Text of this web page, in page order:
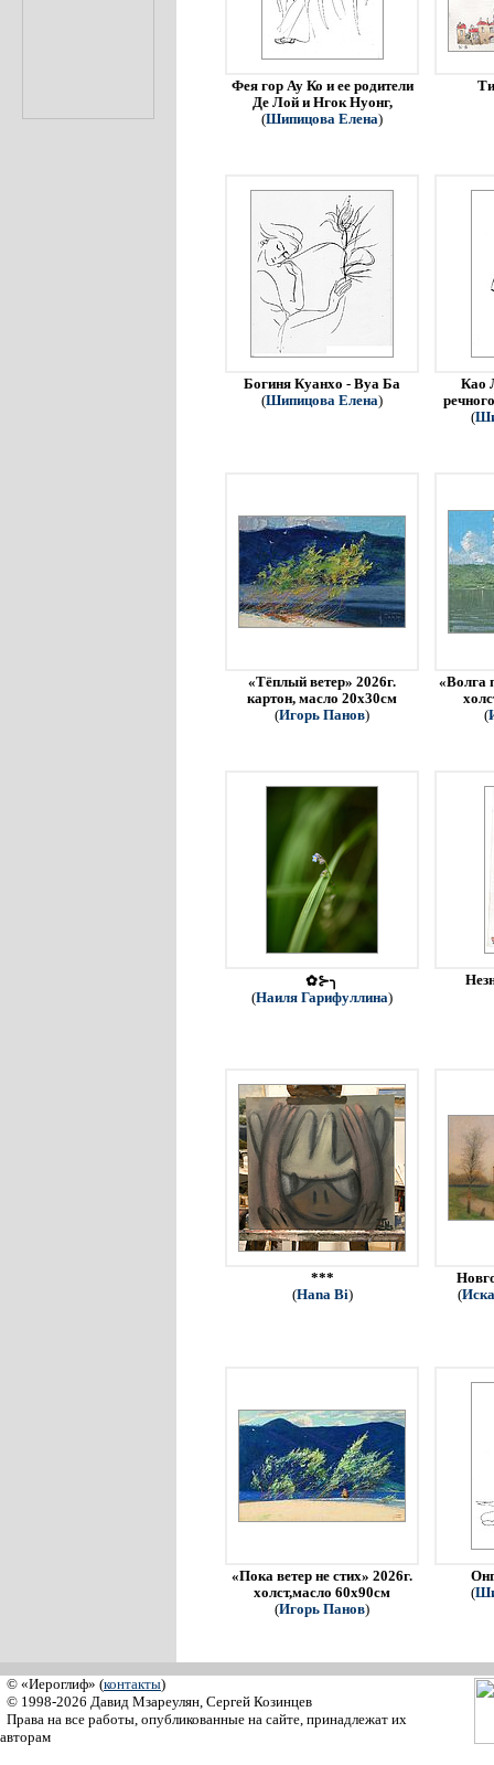
Фея гор Ау Ко и ее родители
Де Лой и Нгок Нуонг,
(Шипицова Елена)
Богиня Куанхо - Вуа Ба
(Шипицова Елена)
Као
(
«Тёплый ветер» 2026г.
картон, масло 20х30см
(Игорь Панов)
«Волга
(
✿⊱╮
(Наиля Гарифуллина)
***
(Hana Bi)
(
«Пока ветер не стих» 2026г.
холст,масло 60х90см
(Игорь Панов)
(
© «Иероглиф» (контакты)
© 1998-2026 Давид Мзареулян, Сергей Козинцев
Права на все работы, опубликованные на сайте, принадлежат их
авторам